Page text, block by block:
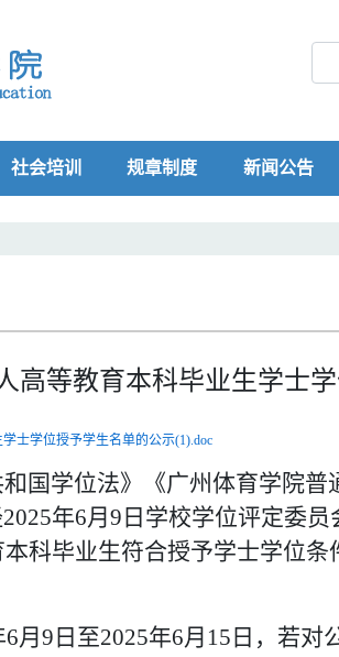
社会培训 规章制度 新闻公告
高等教育本科毕业生学士
士学位授予学生名单的公示(1).doc
国学位法》《广州体育学院
2025年6月 9 日学校学位评定委员
科毕业生符合授予学士学位
6月 9 日至2025年6月 15日，若对